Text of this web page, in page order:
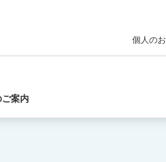
案内
個人の